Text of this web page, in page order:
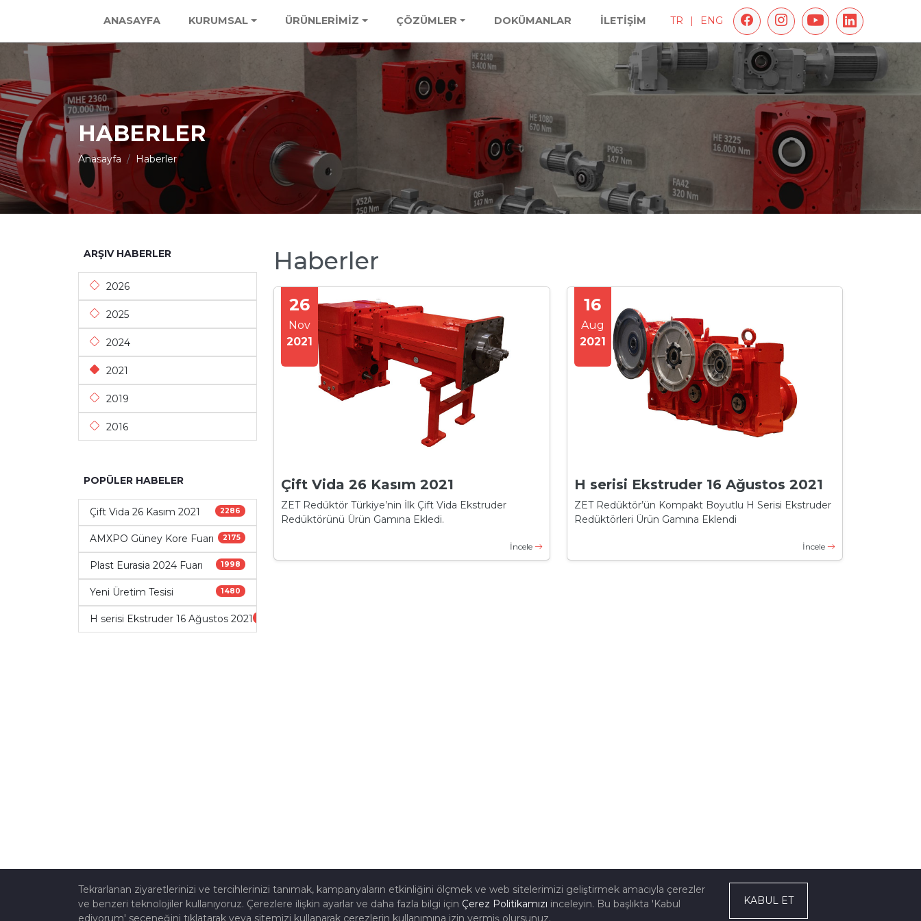
ANASAYFA KURUMSAL ÜRÜNLERİMİZ ÇÖZÜMLER DOKÜMANLAR İLETİŞİM TR | ENG
HABERLER
Anasayfa Haberler
ARŞIV HABERLER
2026
2025
2024
2021
2019
2016
POPÜLER HABELER
Çift Vida 26 Kasım 2021 2286
AMXPO Güney Kore Fuarı 2175
Plast Eurasia 2024 Fuarı 1998
Yeni Üretim Tesisi 1480
H serisi Ekstruder 16 Ağustos 2021
Haberler
26
Nov
2021
Çift Vida 26 Kasım 2021
ZET Redüktör Türkiye’nin İlk Çift Vida Ekstruder
Redüktörünü Ürün Gamına Ekledi.
İncele
16
Aug
2021
H serisi Ekstruder 16 Ağustos 2021
ZET Redüktör’ün Kompakt Boyutlu H Serisi Ekstruder
Redüktörleri Ürün Gamına Eklendi
İncele
Tekrarlanan ziyaretlerinizi ve tercihlerinizi tanımak, kampanyaların etkinliğini ölçmek ve web sitelerimizi geliştirmek amacıyla çerezler
ve benzeri teknolojiler kullanıyoruz. Çerezlere ilişkin ayarlar ve daha fazla bilgi için Çerez Politikamızı inceleyin. Bu başlıkta 'Kabul
ediyorum' seçeneğini tıklatarak veya sitemizi kullanarak çerezlerin kullanımına izin vermiş olursunuz.
KABUL ET